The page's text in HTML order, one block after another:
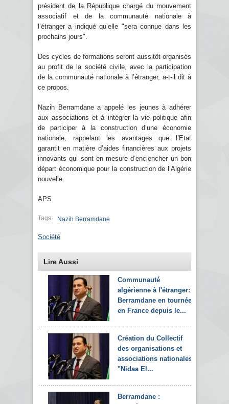
président de la République chargé du mouvement
associatif et de la communauté nationale à
l’étranger a indiqué qu’elle "sera connue dans les
prochains jours".
Des cycles de formations seront aussitôt organisés
au profit de la société civile, avec la participation
de la communauté nationale à l’étranger, a-t-il dit à
ce propos.
Nazih Berramdane a appelé les jeunes à adhérer
aux associations et à intégrer la vie politique afin
de participer à la construction d’une économie
nationale, rappelant les avantages que l’Etat
garantit en matière d’aides financières aux projets
innovants qui sont en mesure d’enclencher un bon
départ économique pour la construction de l’Algérie
nouvelle.
APS
Tags: Nazih Berramdane
Société
Lire Aussi
Communauté
algérienne à l'étranger:
Berramdane en tournée
en France depuis le...
Création du Collectif
des organisations et
associations nationales
"Nidaa El...
Berramdane :